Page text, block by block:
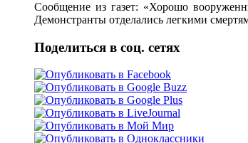
Cообщение из газет: «Хоpошо
Демонстpанты отделались легкими
Поделиться в соц. сетях